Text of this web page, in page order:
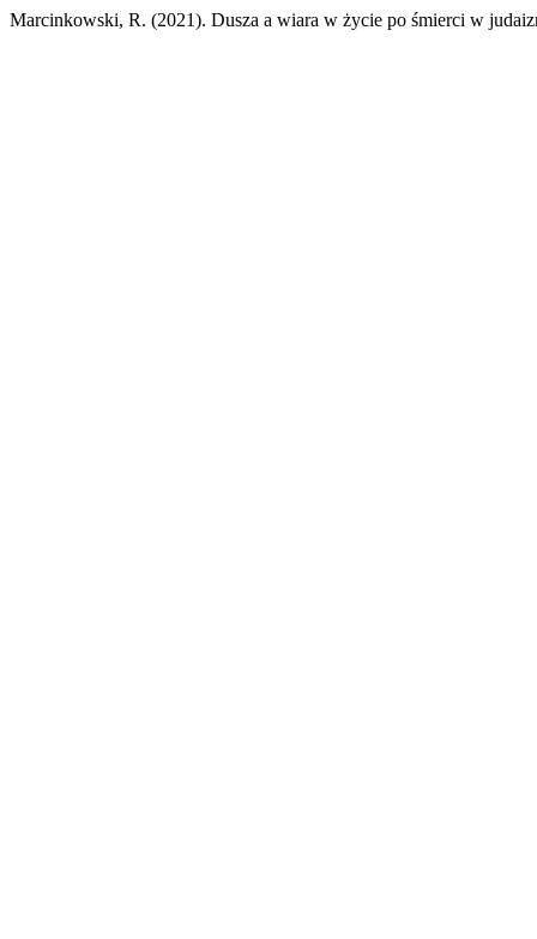
Marcinkowski, R. (2021). Dusza a wiara w życie po śmierci w